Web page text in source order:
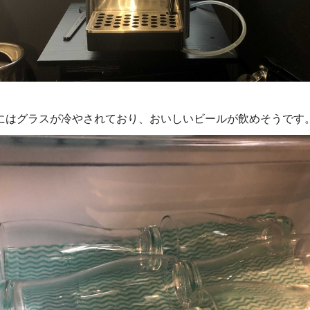
はグラスが冷やされており、おいしいビールが飲めそうです